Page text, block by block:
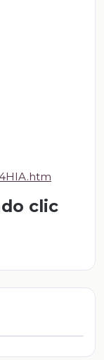
clic